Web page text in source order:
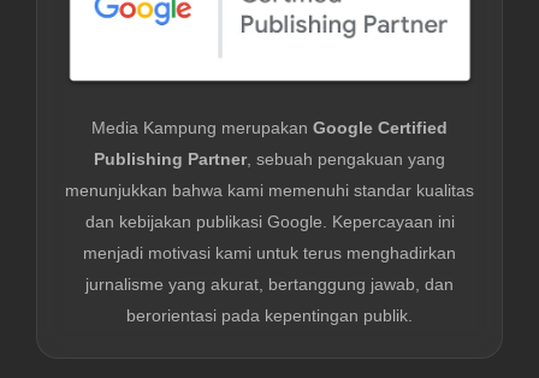
Media Kampung merupakan Google Certified
Publishing Partner, sebuah pengakuan yang
menunjukkan bahwa kami memenuhi standar kualitas
dan kebijakan publikasi Google. Kepercayaan ini
menjadi motivasi kami untuk terus menghadirkan
jurnalisme yang akurat, bertanggung jawab, dan
berorientasi pada kepentingan publik.